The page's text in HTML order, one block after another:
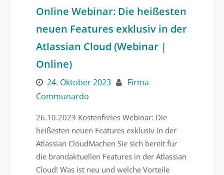
Online Webinar: Die heißesten
neuen Features exklusiv in der
Atlassian Cloud (Webinar |
Online)
24. Oktober 2023
Firma
Communardo
26.10.2023 Kostenfreies Webinar: Die
heißesten neuen Features exklusiv in der
Atlassian CloudMachen Sie sich bereit für
die brandaktuellen Features in der Atlassian
Cloud! Was ist neu und welche Vorteile